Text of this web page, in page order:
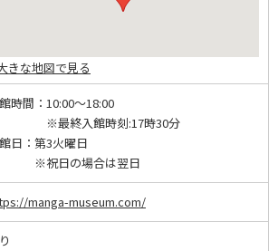
きな地図で見る
時間： 10:00～18:00
※最終入館時刻:17時30分
日： 第3火曜日
※祝日の場合は翌日
manga-museum.com/